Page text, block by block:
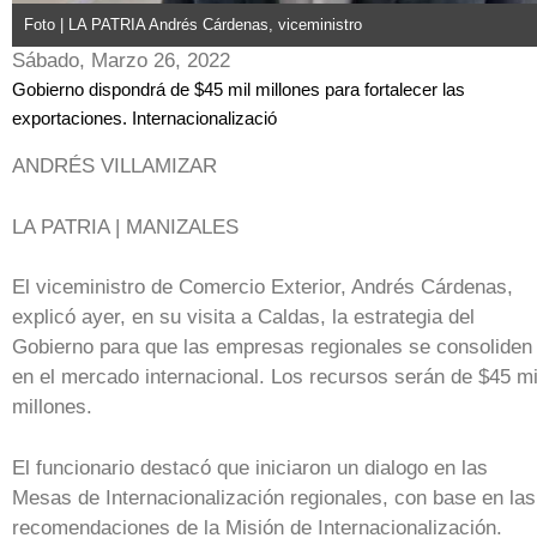
Foto | LA PATRIA Andrés Cárdenas, viceministro
Sábado, Marzo 26, 2022
Gobierno dispondrá de $45 mil millones para fortalecer las
exportaciones. Internacionalizació
ANDRÉS VILLAMIZAR
LA PATRIA | MANIZALES
El viceministro de Comercio Exterior, Andrés Cárdenas,
explicó ayer, en su visita a Caldas, la estrategia del
Gobierno para que las empresas regionales se consoliden
en el mercado internacional. Los recursos serán de $45
millones.
El funcionario destacó que iniciaron un dialogo en las
Mesas de Internacionalización regionales, con base en las
recomendaciones de la Misión de Internacionalización.